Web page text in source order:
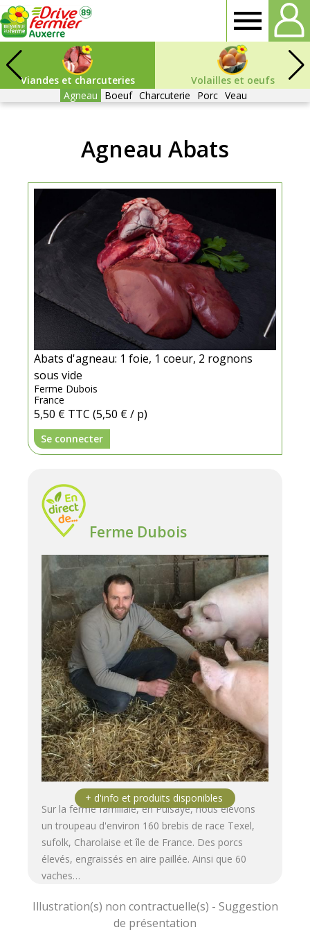
Auxerre
Viandes et charcuteries
Volailles et oeufs
Agneau
Boeuf Charcuterie Porc Veau
Agneau Abats
Abats d'agneau: 1 foie, 1 coeur, 2 rognons
sous vide
Ferme Dubois
France
5,50 € TTC (5,50 € / p)
Se connecter
Ferme Dubois
Sur la ferme familiale, en Puisaye, nous élevons
un troupeau d'environ 160 brebis de race Texel,
sufolk, Charolaise et île de France. Des porcs
élevés, engraissés en aire paillée. Ainsi que 60
vaches…